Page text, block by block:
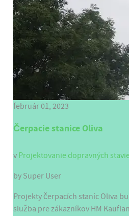
február 01, 2023
Čerpacie stanice Oliva
v Projektovanie dopravných
by Super User
Projekty čerpacích staníc Oliva
služba pre zákazníkov HM